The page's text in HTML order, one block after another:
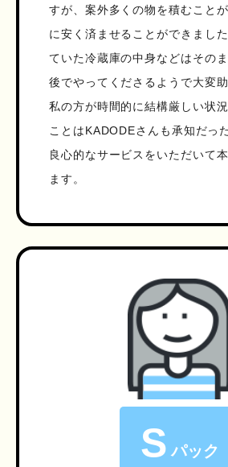
すが、案外多くの物を積むこと
に安く済ませることができまし
ていた冷蔵庫の中身などはその
後でやってくださるようで大変助
私の方が時間的に結構厳しい状
ことはKADODEさんも承知だっ
良心的なサービスをいただいて
ます。
S パック